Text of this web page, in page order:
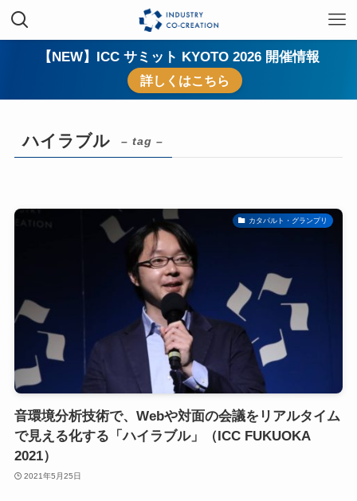
【NEW】ICC サミット KYOTO 2026 開催情報
詳しくはこちら
ハイラブル – tag –
カタパルト・グランプリ
音環境分析技術で、Webや対面の会議をリアルタイム
で見える化する「ハイラブル」（ICC FUKUOKA
2021）
2021年5月25日